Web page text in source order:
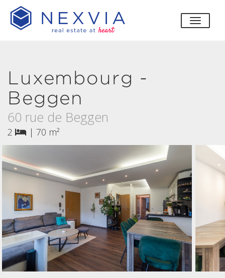
Luxembourg -
Beggen
60 rue de Beggen
2 | 70 m²